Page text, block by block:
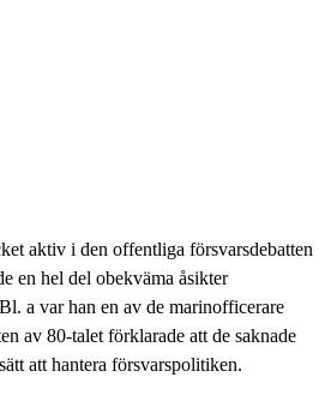
aktiv i den offentliga försvarsdebatten
en hel del obekväma åsikter
a var han en av de marinofficerare
av 80-talet förklarade att de saknade
att hantera försvarspolitiken.